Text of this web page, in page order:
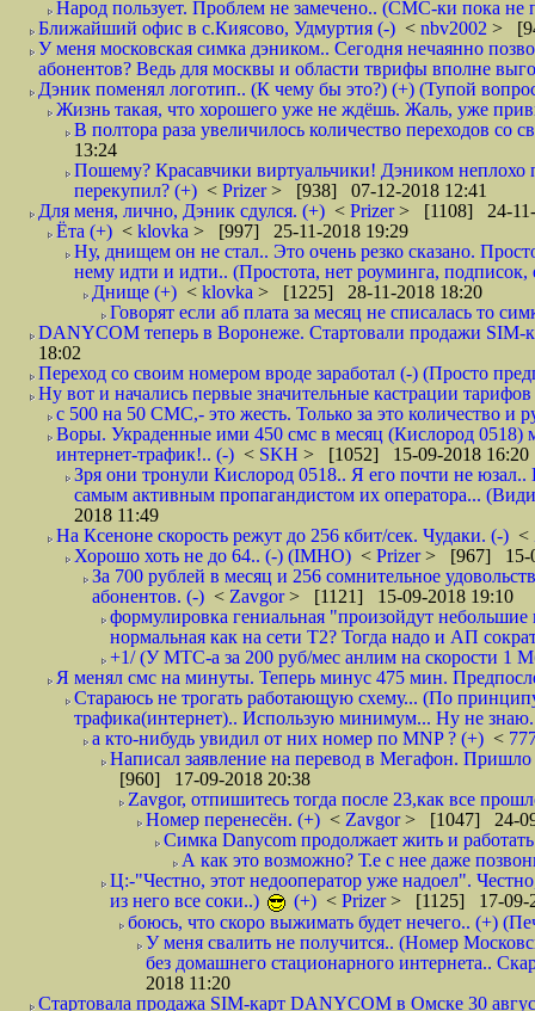
Народ пользует. Проблем не замечено.. (СМС-ки пока
Ближайший офис в с.Киясово, Удмуртия (-) < nbv2002 >
У меня московская симка дэником.. Сегодня нечаянно
абонентов? Ведь для москвы и области тврифы вполне
Дэник поменял логотип.. (К чему бы это?) (+) (Тупой
Жизнь такая, что хорошего уже не ждёшь. Жаль, уже
В полтора раза увеличилось количество переходов
13:24
Пошему? Красавчики виртуальчики! Дэником
перекупил? (+) < Prizer> [938] 07-12-2018 12:41
Для меня, лично, Дэник сдулся. (+) < Prizer> [1108] 24-11-
Ёта (+) < klovka > [997] 25-11-2018 19:29
Ну, днищем он не стал.. Это очень резко сказано.
нему идти и идти.. (Простота, нет роуминга,
Днище (+) < klovka > [1225] 28-11-2018 18:20
Говорят если аб плата за месяц не списалась то
DANYCOM теперь в Воронеже. Стартовали продажи SIM-
18:02
Переход со своим номером вроде заработал (-) (Просто
Ну вот и начались первые значительные кастрации
с 500 на 50 СМС,- это жесть. Только за это количество и
Воры. Украденные ими 450 смс в месяц (Кислород 0518)
интернет-трафик!.. (-) < SKH > [1052] 15-09-2018 16:20
Зря они тронули Кислород 0518.. Я его почти не
самым активным пропагандистом их оператора...
2018 11:49
На Ксеноне скорость режут до 256 кбит/сек. Чудаки. (-) <
Хорошо хоть не до 64.. (-) (IMHO) < Prizer> [967] 15-
За 700 рублей в месяц и 256 сомнительное
абонентов. (-) < Zavgor> [1121] 15-09-2018 19:10
формулировка гениальная "произойдут небольшие
нормальная как на сети Т2? Тогда надо и АП
+1/ (У МТС-а за 200 руб/мес анлим на скорости 1
Я менял смс на минуты. Теперь минус 475 мин.
Стараюсь не трогать работающую схему... (По
трафика(интернет).. Использую минимум... Ну не
а кто-нибудь увидил от них номер по MNP ? (+) <
Написал заявление на перевод в Мегафон.
[960] 17-09-2018 20:38
Zavgor, отпишитесь тогда после 23,как все
Номер перенесён. (+) < Zavgor> [1047] 24-
Симка Danycom продолжает жить и
А как это возможно? Т.е с нее даже
Ц:-"Честно, этот недооператор уже надоел".
из него все соки..)
(+) < Prizer> [1125] 17-09-
боюсь, что скоро выжимать будет нечего.. (+)
У меня свалить не получится.. (Номер
без домашнего стационарного интернета..
2018 11:20
Стартовала продажа SIM-карт DANYCOM в Омске 30